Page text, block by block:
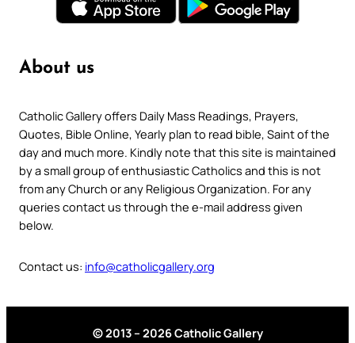
About us
Catholic Gallery offers Daily Mass Readings, Prayers,
Quotes, Bible Online, Yearly plan to read bible, Saint of the
day and much more. Kindly note that this site is maintained
by a small group of enthusiastic Catholics and this is not
from any Church or any Religious Organization. For any
queries contact us through the e-mail address given
below.
Contact us: info@catholicgallery.org
© 2013 – 2026 Catholic Gallery